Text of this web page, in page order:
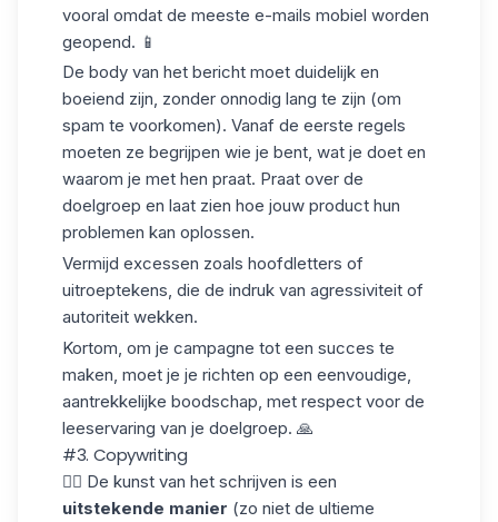
vooral omdat de meeste e-mails mobiel worden
geopend. 📱
De body van het bericht moet duidelijk en
boeiend zijn, zonder onnodig lang te zijn (om
spam te voorkomen). Vanaf de eerste regels
moeten ze begrijpen wie je bent, wat je doet en
waarom je met hen praat. Praat over de
doelgroep en laat zien hoe jouw product hun
problemen kan oplossen.
Vermijd excessen zoals hoofdletters of
uitroeptekens, die de indruk van agressiviteit of
autoriteit wekken.
Kortom, om je campagne tot een succes te
maken, moet je je richten op een eenvoudige,
aantrekkelijke boodschap, met respect voor de
leeservaring van je doelgroep. 🙏
#3. Copywriting
✍🏼 De kunst van het schrijven is een
uitstekende manier (zo niet de ultieme